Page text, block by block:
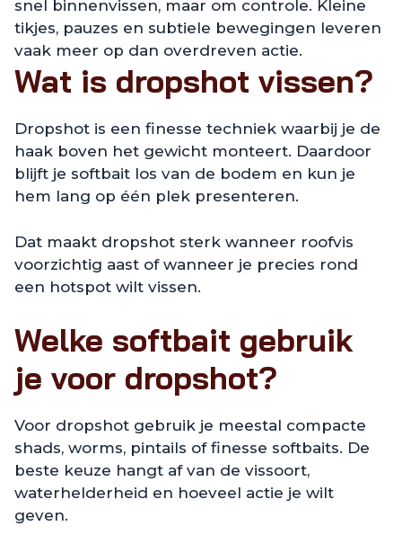
snel binnenvissen, maar om controle. Kleine
tikjes, pauzes en subtiele bewegingen leveren
vaak meer op dan overdreven actie.
Wat is dropshot vissen?
Dropshot is een finesse techniek waarbij je de
haak boven het gewicht monteert. Daardoor
blijft je softbait los van de bodem en kun je
hem lang op één plek presenteren.
Dat maakt dropshot sterk wanneer roofvis
voorzichtig aast of wanneer je precies rond
een hotspot wilt vissen.
Welke softbait gebruik
je voor dropshot?
Voor dropshot gebruik je meestal compacte
shads, worms, pintails of finesse softbaits. De
beste keuze hangt af van de vissoort,
waterhelderheid en hoeveel actie je wilt
geven.